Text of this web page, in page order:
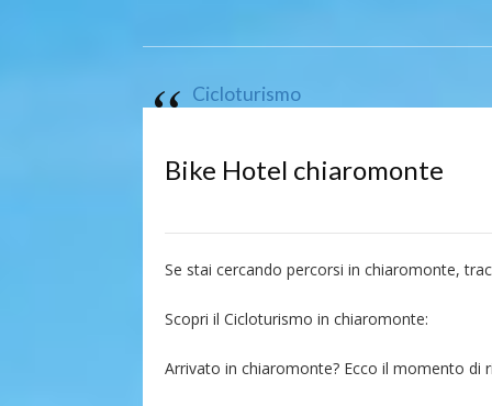
Cicloturismo
Bike Hotel chiaromonte
Se stai cercando percorsi in chiaromonte,
Scopri il Cicloturismo in chiaromonte:
Arrivato in chiaromonte? Ecco il momento di